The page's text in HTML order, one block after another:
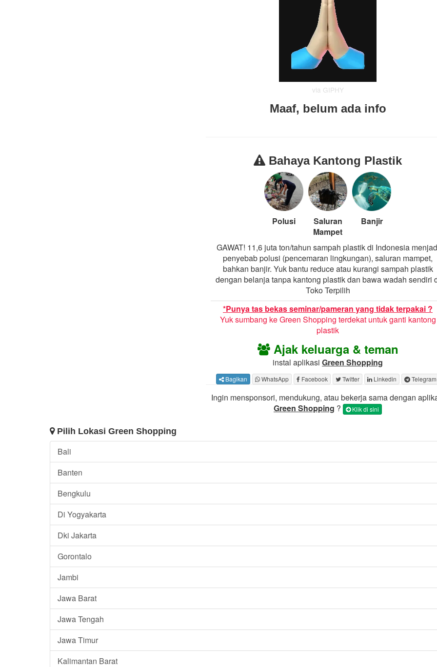
via GIPHY
Maaf, belum ada info
Bahaya Kantong Plastik
Polusi
Saluran
Mampet
Banjir
GAWAT! 11,6 juta ton/tahun sampah plastik di Indonesia
penyebab polusi (pencemaran lingkungan), saluran mampet,
bahkan banjir. Yuk bantu reduce atau kurangi sampah plastik
dengan belanja tanpa kantong plastik dan bawa wadah sendiri
Toko Terpilih
*Punya tas bekas seminar/pameran yang tidak terpakai ?
Yuk sumbang ke Green Shopping terdekat untuk ganti kantong
plastik
Ajak keluarga & teman
instal aplikasi Green Shopping
Bagikan WhatsApp Facebook Twitter Linkedin Telegram
Ingin mensponsori, mendukung, atau bekerja sama dengan
Green Shopping ? Klik di sini
Pilih Lokasi Green Shopping
Bali
Banten
Bengkulu
Di Yogyakarta
Dki Jakarta
Gorontalo
Jambi
Jawa Barat
Jawa Tengah
Jawa Timur
Kalimantan Barat